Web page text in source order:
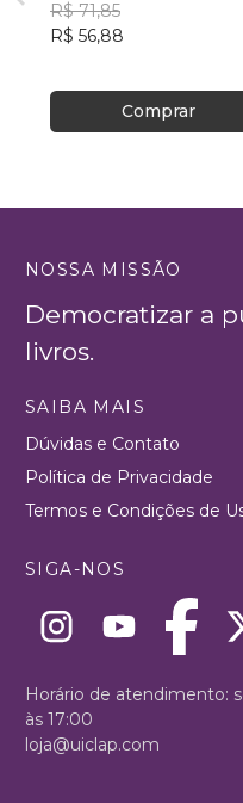
R$ 71,85
R$ 56,88
Comprar
NOSSA MISSÃO
Democratizar a
livros.
SAIBA MAIS
Dúvidas e Contato
Política de Privacidade
Termos e Condições de
SIGA-NOS
Horário de atendimento:
às 17:00
loja@uiclap.com